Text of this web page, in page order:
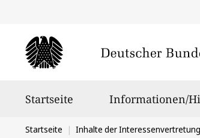
Startseite Informationen/
Sie
Startseite Inhalte der Interessenvertretung